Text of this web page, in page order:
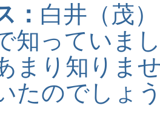
： 白井（茂
知っていま
まり知りま
たのでしょ